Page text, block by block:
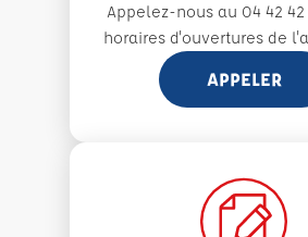
Appelez-nous au 04 42 42
horaires d'ouvertures de
APPELER